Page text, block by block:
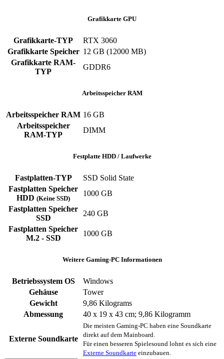
Grafikkarte GPU
Grafikkarte-TYP
‎RTX 3060
Grafikkarte Speicher ‎12 GB (12000 MB)
Grafikkarte RAM-
TYP
‎GDDR6
Arbeitsspeicher RAM
Arbeitsspeicher RAM ‎16 GB
Arbeitsspeicher
RAM-TYP
‎DIMM
Festplatte HDD / Laufwerke
Fastplatten-TYP
‎SSD ‎Solid State
Fastplatten Speicher
HDD (Keine SSD)
1000 GB
Fastplatten Speicher
SSD
240 GB
Fastplatten Speicher
M.2 - SSD
1000 GB
Weitere Gaming-PC Informationen
Betriebssystem OS
Windows
Gehäuse
‎Tower
Gewicht
‎9,86 Kilograms
Abmessung
‎40 x 19 x 43 cm; 9,86 Kilogramm
Externe Soundkarte
Die meisten Gaming-PC haben eine Soundkarte
direkt auf dem Mainboard.
Für einen besseren Spielesound lohnt es sich eine
Externe Soundkarte einzubauen.